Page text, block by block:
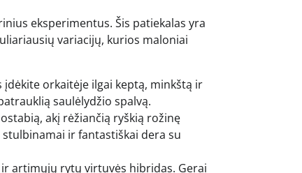
eksperimentus. Šis patiekalas yra
variacijų, kurios maloniai
orkaitėje ilgai keptą, minkštą ir
saulėlydžio spalvą.
akį rėžiančią ryškią rožinę
ir fantastiškai dera su
artimųjų rytų virtuvės hibridas. Gerai